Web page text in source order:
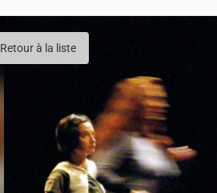
Retour à la liste